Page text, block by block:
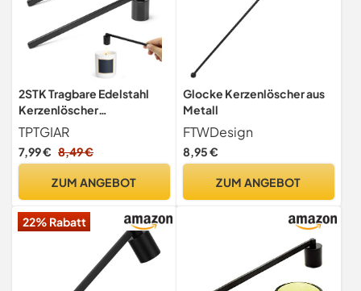
2STK Tragbare Edelstahl
Kerzenlöscher
Dochtlöscher Zubehör mit
Langem Griff
TPTGIAR
7,99 € 8,49 €
ZUM ANGEBOT
Glocke Kerzenlöscher aus
Metall
FTWDesign
8,95 €
ZUM ANGEBOT
22% Rabatt